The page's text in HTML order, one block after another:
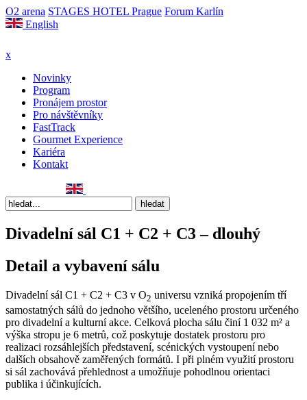
O2 arena STAGES HOTEL Prague Forum Karlín
English
x
Novinky
Program
Pronájem prostor
Pro návštěvníky
FastTrack
Gourmet Experience
Kariéra
Kontakt
Divadelní sál C1 + C2 + C3 – dlouhý
Detail a vybavení sálu
Divadelní sál C1 + C2 + C3 v O2 universu vzniká propojením tří
samostatných sálů do jednoho většího, uceleného prostoru určeného
pro divadelní a kulturní akce. Celková plocha sálu činí 1 032 m² a
výška stropu je 6 metrů, což poskytuje dostatek prostoru pro
realizaci rozsáhlejších představení, scénických vystoupení nebo
dalších obsahově zaměřených formátů. I při plném využití prostoru
si sál zachovává přehlednost a umožňuje pohodlnou orientaci
publika i účinkujících.